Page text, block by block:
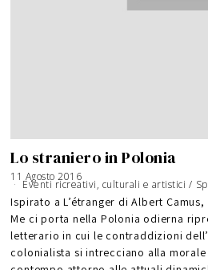
Lo straniero in Polonia
11 Agosto 2016
Eventi ricreativi, culturali e artistici /
Ispirato a L’étranger di Albert Camus,
Me ci porta nella Polonia odierna
letterario in cui le contraddizioni
colonialista si intrecciano alla